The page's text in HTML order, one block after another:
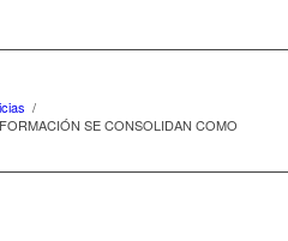
/
SE CONSOLIDAN COMO